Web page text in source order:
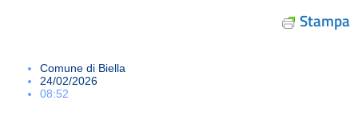
Stampa
Comune di Biella
24/02/2026
08:52